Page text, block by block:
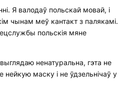
Я валодаў польскай мовай, і
чынам меў кантакт з палякамі.
польскія мяне
ненатуральна, гэта не
нейкую маску і не ўдзельнічаў у